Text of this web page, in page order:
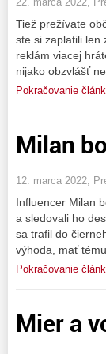
Tiež prežívate
ste si zaplatili len
reklám viacej
nijako obzvlášť
Pokračovanie
Milan
12. marca 2022,
Influencer Milan
a sledovali ho
sa trafil do
výhoda, mať
Pokračovanie
Mier a